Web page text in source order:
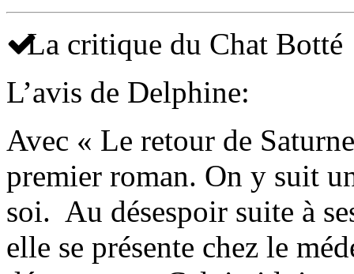
La critique du Chat Botté
L’avis de Delphine:
Avec « Le retour de
premier roman. On y suit
soi. Au désespoir suite à
elle se présente chez le